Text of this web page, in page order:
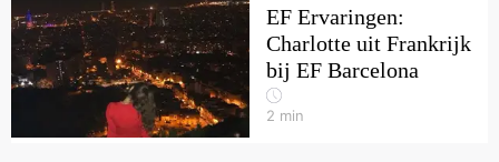
EF Ervaringen:
Charlotte uit Frankrijk
bij EF Barcelona
2 min